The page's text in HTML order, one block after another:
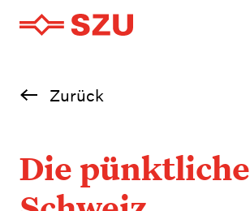
Zurück
Die pünktliche